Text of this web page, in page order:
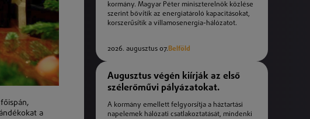
a
kormány. Magyar Péter miniszterelnök közlése
szerint bővítik az energiatároló kapacitásokat,
korszerűsítik a villamosenergia-hálózatot.
2026. augusztus 07.Belföld
Augusztus végén kiírják az első
szélerőművi pályázatokat.
A kormány emellett felgyorsítja a háztartási
napelemek hálózati csatlakoztatását, mindenki